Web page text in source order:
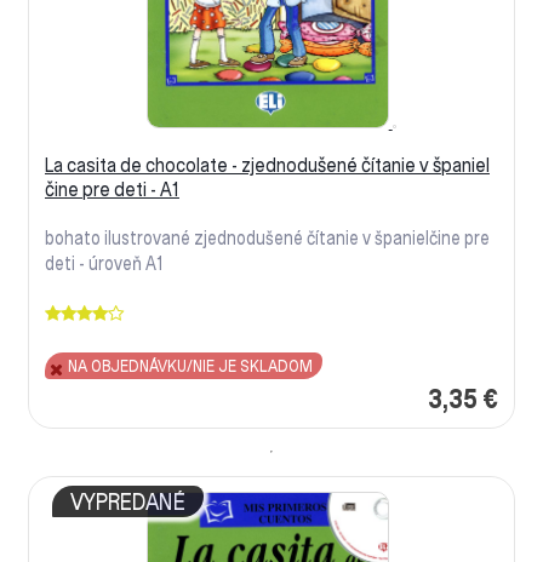
La casita de chocolate - zjednodušené čítanie v španiel
čine pre deti - A1
bohato ilustrované zjednodušené čítanie v španielčine pre
deti - úroveň A1
3,35 €
NA OBJEDNÁVKU/NIE JE SKLADOM
VYPREDANÉ